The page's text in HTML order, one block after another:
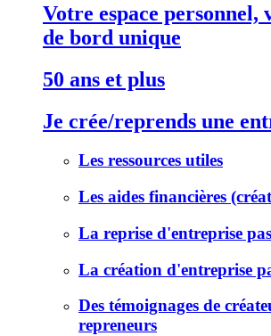
Votre espace personnel,
de bord unique
50 ans et plus
Je crée/reprends une
Les ressources utiles
Les aides financières
La reprise d'entreprise
La création d'entreprise
Des témoignages de
repreneurs